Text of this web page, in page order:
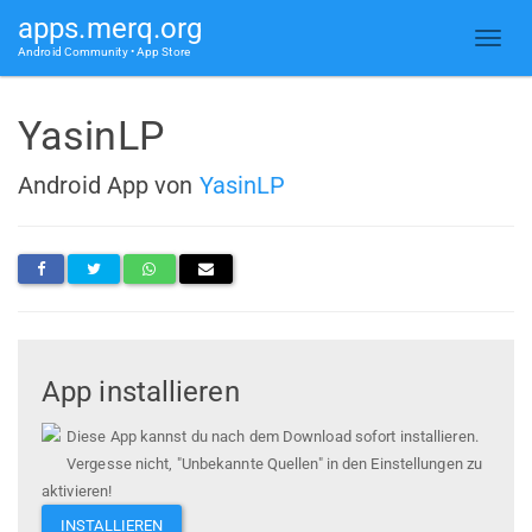
apps.merq.org
Android Community • App Store
YasinLP
Android App von YasinLP
App installieren
Diese App kannst du nach dem Download sofort installieren.
Vergesse nicht, "Unbekannte Quellen" in den Einstellungen zu
aktivieren!
INSTALLIEREN